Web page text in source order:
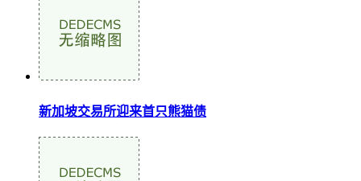
新加坡交易所迎来首只熊猫债